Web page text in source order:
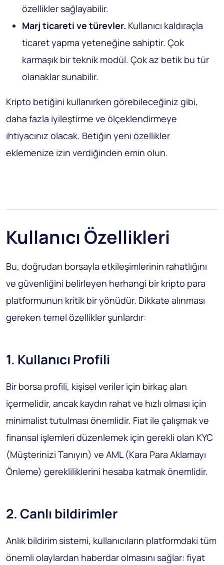
özellikler sağlayabilir.
Marj ticareti ve türevler. Kullanıcı kaldıraçla
ticaret yapma yeteneğine sahiptir. Çok
karmaşık bir teknik modül. Çok az betik bu tür
olanaklar sunabilir.
Kripto betiğini kullanırken görebileceğiniz gibi,
daha fazla iyileştirme ve ölçeklendirmeye
ihtiyacınız olacak. Betiğin yeni özellikler
eklemenize izin verdiğinden emin olun.
Kullanıcı Özellikleri
Bu, doğrudan borsayla etkileşimlerinin rahatlığını
ve güvenliğini belirleyen herhangi bir kripto para
platformunun kritik bir yönüdür. Dikkate alınması
gereken temel özellikler şunlardır:
1. Kullanıcı Profili
Bir borsa profili, kişisel veriler için birkaç alan
içermelidir, ancak kaydın rahat ve hızlı olması için
minimalist tutulması önemlidir. Fiat ile çalışmak ve
finansal işlemleri düzenlemek için gerekli olan KYC
(Müşterinizi Tanıyın) ve AML (Kara Para Aklamayı
Önleme) gerekliliklerini hesaba katmak önemlidir.
2. Canlı bildirimler
Anlık bildirim sistemi, kullanıcıların platformdaki tüm
önemli olaylardan haberdar olmasını sağlar: fiyat